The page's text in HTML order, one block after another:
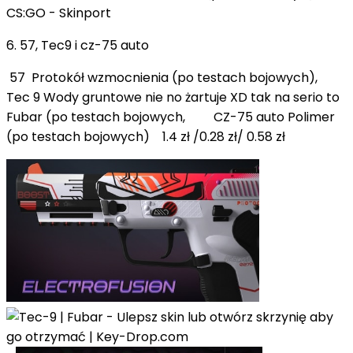
6. 57, Tec9 i cz-75 auto
57 Protokół wzmocnienia (po testach bojowych),
Tec 9 Wody gruntowe nie no żartuje XD tak na serio to
Fubar (po testach bojowych, CZ-75 auto Polimer
(po testach bojowych) 1.4 zł /0.28 zł/ 0.58 zł